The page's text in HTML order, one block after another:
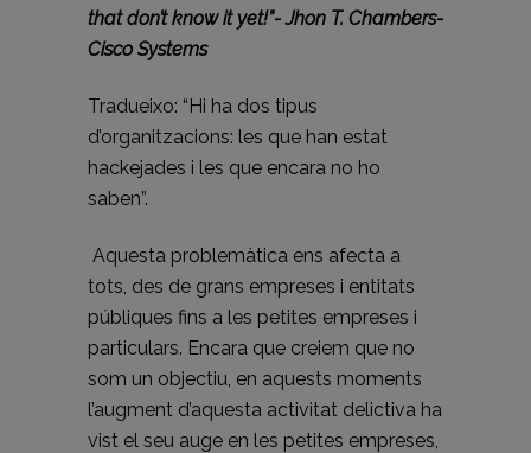
that don’t know it yet!”-Jhon T. Chambers-
Cisco Systems
Tradueixo: “Hi ha dos tipus
d’organitzacions: les que han estat
hackejades i les que encara no ho
saben”.
Aquesta problemàtica ens afecta a
tots, des de grans empreses i entitats
públiques fins a les petites empreses i
particulars. Encara que creiem que no
som un objectiu, en aquests moments
l’augment d’aquesta activitat delictiva ha
vist el seu auge en les petites empreses,